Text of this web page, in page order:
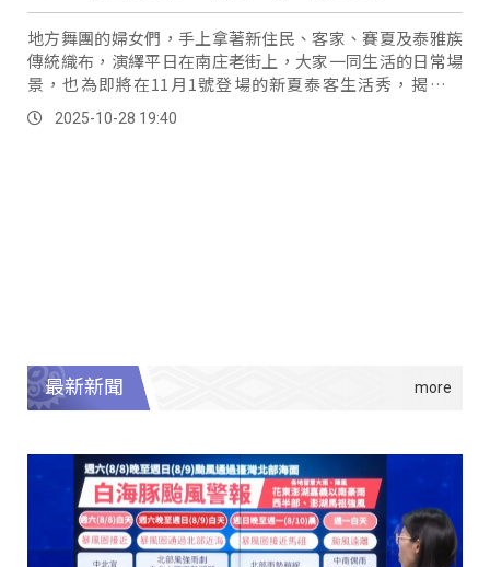
地方舞團的婦女們，手上拿著新住民、客家、賽夏及泰雅族
傳統織布，演繹平日在南庄老街上，大家一同生活的日常場
景，也為即將在11月1號登場的新夏泰客生活秀，揭開序
幕。2025-10-28 19:40
最新新聞